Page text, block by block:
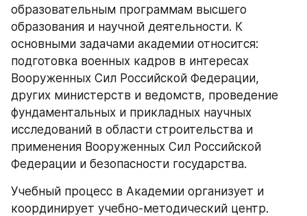
образовательным программам высшего
образования и научной деятельности. К
основными задачами академии относится:
подготовка военных кадров в интересах
Вооруженных Сил Российской Федерации,
других министерств и ведомств, проведение
фундаментальных и прикладных научных
исследований в области строительства и
применения Вооруженных Сил Российской
Федерации и безопасности государства.
Учебный процесс в Академии организует и
координирует учебно-методический центр.